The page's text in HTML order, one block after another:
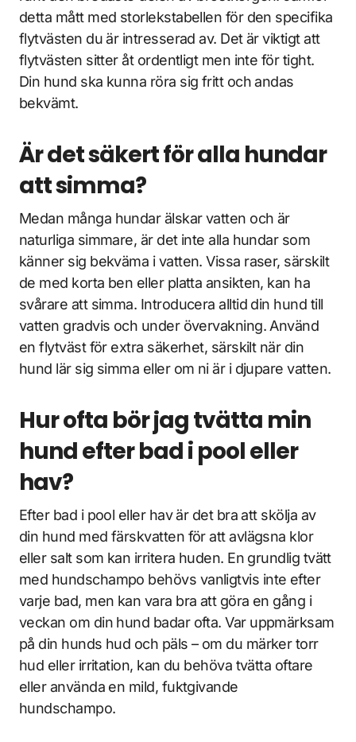
detta mått med storlekstabellen för den specifika
flytvästen du är intresserad av. Det är viktigt att
flytvästen sitter åt ordentligt men inte för tight.
Din hund ska kunna röra sig fritt och andas
bekvämt.
Är det säkert för alla hundar
att simma?
Medan många hundar älskar vatten och är
naturliga simmare, är det inte alla hundar som
känner sig bekväma i vatten. Vissa raser, särskilt
de med korta ben eller platta ansikten, kan ha
svårare att simma. Introducera alltid din hund till
vatten gradvis och under övervakning. Använd
en flytväst för extra säkerhet, särskilt när din
hund lär sig simma eller om ni är i djupare vatten.
Hur ofta bör jag tvätta min
hund efter bad i pool eller
hav?
Efter bad i pool eller hav är det bra att skölja av
din hund med färskvatten för att avlägsna klor
eller salt som kan irritera huden. En grundlig tvätt
med hundschampo behövs vanligtvis inte efter
varje bad, men kan vara bra att göra en gång i
veckan om din hund badar ofta. Var uppmärksam
på din hunds hud och päls – om du märker torr
hud eller irritation, kan du behöva tvätta oftare
eller använda en mild, fuktgivande
hundschampo.